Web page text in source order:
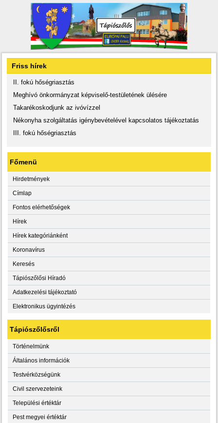
Friss hírek
II. fokú hőségriasztás
Meghívó önkormányzat képviselő-testületének ülésére
Takarékoskodjunk az ivóvízzel
Nékonyha szolgáltatás igénybevételével kapcsolatos tájékoztatás
III. fokú hőségriasztás
Főmenü
Hirdetmények
Címlap
Fontos elérhetőségek
Hírek
Hírek kategóriánként
Koronavírus
Keresés
Tápiószőlősi Híradó
Adatkezelési tájékoztató
Elektronikus ügyintézés
Tápiószőlősről
Történelmünk
Általános információk
Testvérközségünk
Civil szervezeteink
Települési értéktár
Pest megyei értéktár